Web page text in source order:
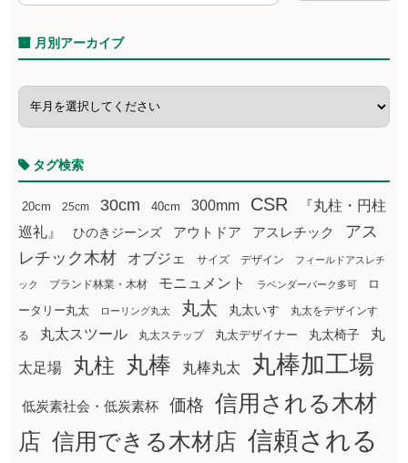
月別アーカイブ
タグ検索
20cm 25cm 30cm 40cm 300mm CSR
『丸柱・円柱
巡礼』
ひのきジーンズ アウトドア アスレチック
アス
レチック木材
オブジェ サイズ デザイン フィールドアスレチ
ック ブランド林業・木材 モニュメント ラベンダーパーク多可
ロ
ータリー丸太
ローリング丸太 丸太 丸太いす
丸太をデザインす
る
丸太スツール 丸太ステップ 丸太デザイナー 丸太椅子 丸
太足場 丸柱 丸棒 丸棒丸太 丸棒加工場
低炭素社会・低炭素杯 価格
信用される木材
店 信用できる木材店 信頼される